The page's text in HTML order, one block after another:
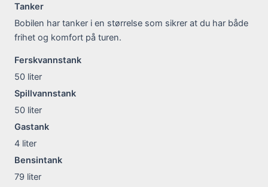
Tanker
Bobilen har tanker i en størrelse som sikrer at du har både
frihet og komfort på turen.
Ferskvannstank
50 liter
Spillvannstank
50 liter
Gastank
4 liter
Bensintank
79 liter